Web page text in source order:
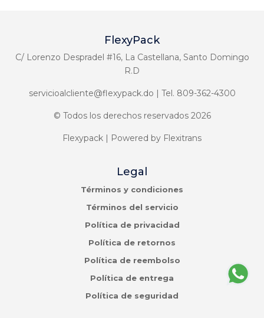
FlexyPack
C/ Lorenzo Despradel #16, La Castellana, Santo Domingo
R.D
servicioalcliente@flexypack.do | Tel. 809-362-4300
© Todos los derechos reservados 2026
Flexypack | Powered by Flexitrans
Legal
Términos y condiciones
Términos del servicio
Política de privacidad
Política de retornos
Política de reembolso
Política de entrega
Política de seguridad